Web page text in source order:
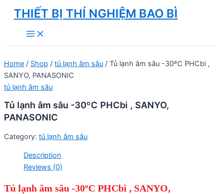
Skip
content
THIẾT BỊ THÍ NGHIỆM BAO BÌ
Main
Menu
Home / Shop / tủ lạnh âm sâu / Tủ lạnh âm sâu -30ºC PHCbi ,
SANYO, PANASONIC
tủ lạnh âm sâu
Tủ lạnh âm sâu -30ºC PHCbi , SANYO,
PANASONIC
Category: tủ lạnh âm sâu
Description
Reviews (0)
Tủ lạnh âm sâu -30ºC PHCbi , SANYO,